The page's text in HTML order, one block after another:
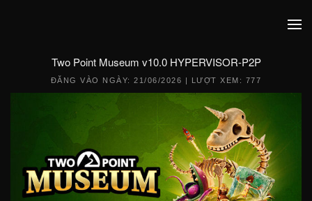
Two Point Museum v10.0 HYPERVISOR-P2P
ĐĂNG VÀO NGÀY:21/06/2026 | LƯỢT XEM: 777